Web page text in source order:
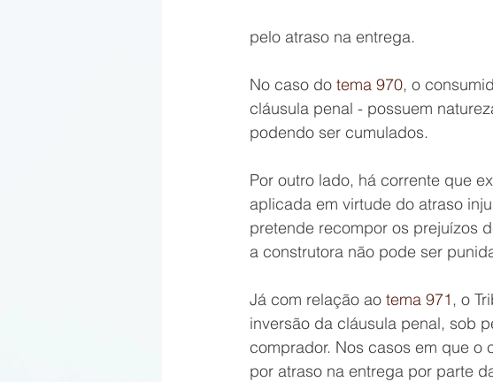
pelo atraso na entrega.
No caso do tema 970, o
cláusula penal - possuem
podendo ser cumulados.
Por outro lado, há corrente que
aplicada em virtude do atraso
pretende recompor os prejuízos
a construtora não pode ser
Já com relação ao tema 971, o
inversão da cláusula penal, sob
comprador. Nos casos em que o
por atraso na entrega por parte